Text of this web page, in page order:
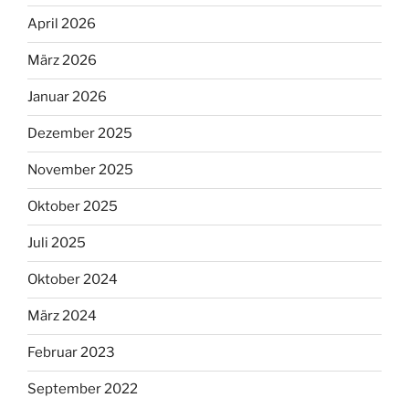
April 2026
März 2026
Januar 2026
Dezember 2025
November 2025
Oktober 2025
Juli 2025
Oktober 2024
März 2024
Februar 2023
September 2022